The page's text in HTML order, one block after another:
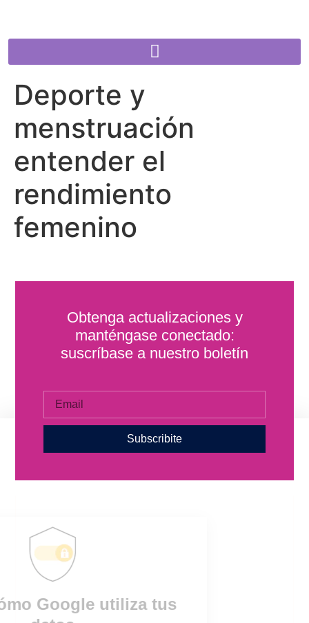
Deporte y
menstruación
entender el
rendimiento
femenino
Obtenga actualizaciones y
manténgase conectado:
suscríbase a nuestro boletín
Subscribite